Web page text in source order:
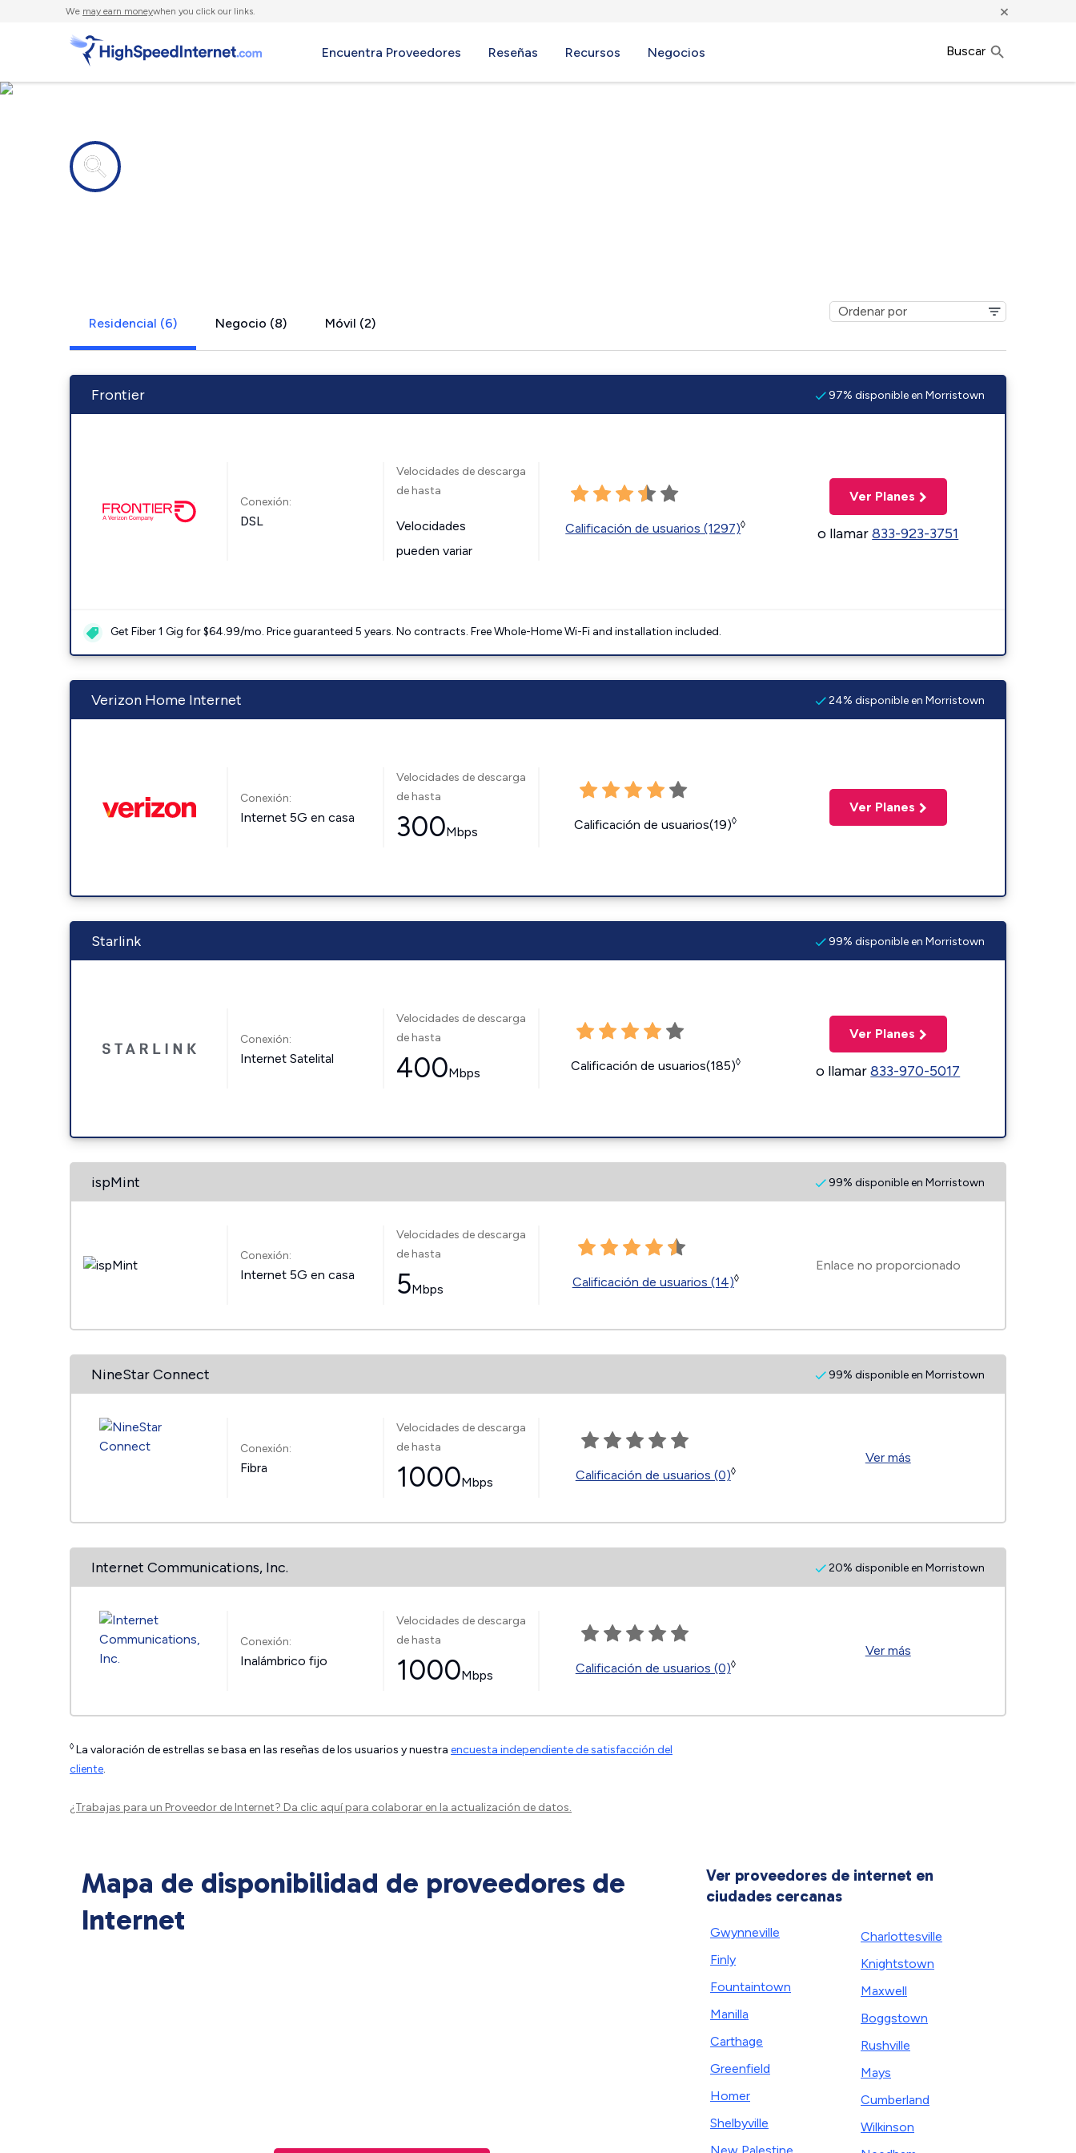
We may earn moneywhen you click our links. ×
Encuentra Proveedores Reseñas Recursos Negocios Buscar
Residencial (6) Negocio (8) Móvil (2)
Frontier 97% disponible en Morristown
Conexión:
DSL
Velocidades de descarga
de hasta
Velocidades
pueden variar
Calificación de usuarios (1297)◊
Ver Planes
o llamar833-923-3751
Get Fiber 1 Gig for $64.99/mo. Price guaranteed 5 years. No contracts. Free Whole-Home Wi-Fi and installation included.
Verizon Home Internet 24% disponible en Morristown
Conexión:
Internet 5G en casa
Velocidades de descarga
de hasta
300Mbps Calificación de usuarios(19)◊
Ver Planes
Starlink 99% disponible en Morristown
Conexión:
Internet Satelital
Velocidades de descarga
de hasta
400Mbps Calificación de usuarios(185)◊
Ver Planes
o llamar833-970-5017
ispMint 99% disponible en Morristown
Conexión:
Internet 5G en casa
Velocidades de descarga
de hasta
5Mbps Calificación de usuarios (14)◊
Enlace no proporcionado
NineStar Connect 99% disponible en Morristown
Conexión:
Fibra
Velocidades de descarga
de hasta
1000Mbps Calificación de usuarios (0)◊
Ver más
Internet Communications, Inc. 20% disponible en Morristown
Conexión:
Inalámbrico fijo
Velocidades de descarga
de hasta
1000Mbps Calificación de usuarios (0)◊
Ver más
◊ La valoración de estrellas se basa en las reseñas de los usuarios y nuestra encuesta independiente de satisfacción del
cliente.
¿Trabajas para un Proveedor de Internet? Da clic aquípara colaborar en la actualización de datos.
Mapa de disponibilidad de proveedores de
Internet
Ver proveedores de internet en
ciudades cercanas
Gwynneville
Finly
Fountaintown
Manilla
Carthage
Greenfield
Homer
Shelbyville
Charlottesville
Knightstown
Maxwell
Boggstown
Rushville
Mays
Cumberland
Wilkinson